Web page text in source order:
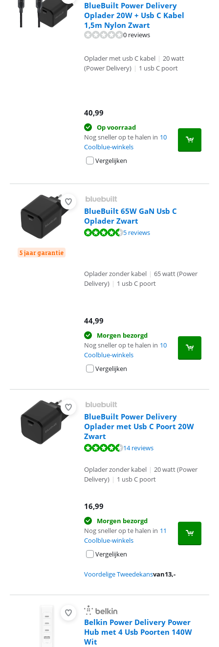
BlueBuilt Power Delivery
Oplader 20W + Usb C Kabel
1,5m Nylon Zwart
0 reviews
Oplader met usb C kabel | 20 watt
(Power Delivery) | 1 usb C poort
40,99
Op voorraad
Nog sneller op te halen in 10
Coolblue-winkels
Vergelijken
5 jaar garantie
BlueBuilt 65W GaN Usb C
Oplader Zwart
Beoordeling is 9,0 van de 10, gebaseerd op 5 reviews.
5 reviews
Oplader zonder kabel | 65 watt (Power
Delivery) | 1 usb C poort
44,99
Morgen bezorgd
Nog sneller op te halen in 10
Coolblue-winkels
Vergelijken
BlueBuilt Power Delivery
Oplader met Usb C Poort 20W
Zwart
Beoordeling is 9,2 van de 10, gebaseerd op 14 reviews.
14 reviews
Oplader zonder kabel | 20 watt (Power
Delivery) | 1 usb C poort
16,99
Morgen bezorgd
Nog sneller op te halen in 11
Coolblue-winkels
Vergelijken
Voordelige Tweedekansvan13,-
Belkin Power Delivery Power
Hub met 4 Usb Poorten 140W
Wit